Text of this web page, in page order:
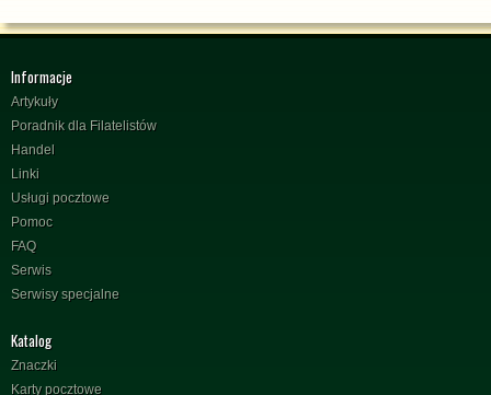
Informacje
Artykuły
Poradnik dla Filatelistów
Handel
Linki
Usługi pocztowe
Pomoc
FAQ
Serwis
Serwisy specjalne
Katalog
Znaczki
Karty pocztowe